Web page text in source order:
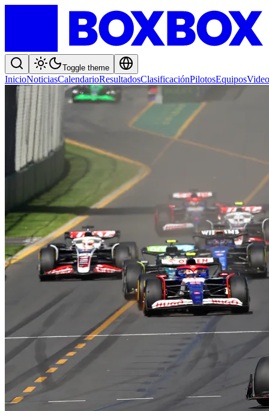
Toggle theme
InicioNoticiasCalendarioResultadosClasificaciónPilotosEquipos